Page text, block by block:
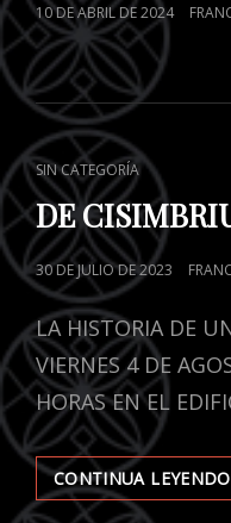
POSTED
ON
10 DE ABRIL DE 2024
CAT
LINKS
SIN CATEGORÍA
DE
POSTED
ON
30 DE JULIO DE 2023
LA HISTORIA DE
VIERNES 4 DE
HORAS EN EL
CONTINUA